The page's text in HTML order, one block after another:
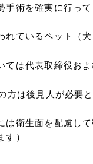
手術を確実に行っ
れているペット（
ては代表取締役お
方は後見人が必要
は衛生面を配慮し
す）